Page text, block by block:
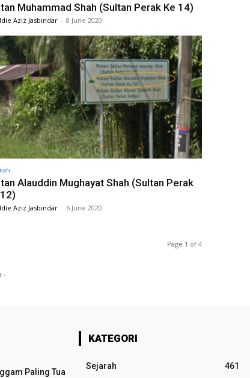
Muhammad Shah (Sultan Perak Ke 14)
Aziz Jasbindar - 8 June 2020
Alauddin Mughayat Shah (Sultan Perak
Aziz Jasbindar - 6 June 2020
Page 1 of 4
-
Paling Tua
KATEGORI
Sejarah
461